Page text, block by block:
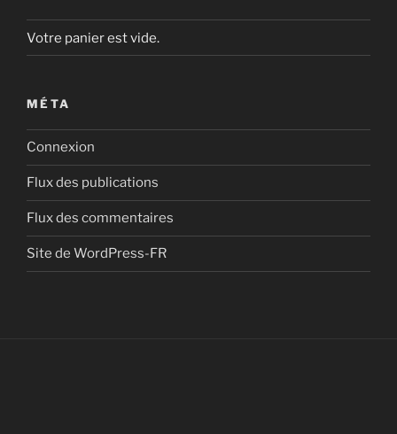
Votre panier est vide.
MÉTA
Connexion
Flux des publications
Flux des commentaires
Site de WordPress-FR